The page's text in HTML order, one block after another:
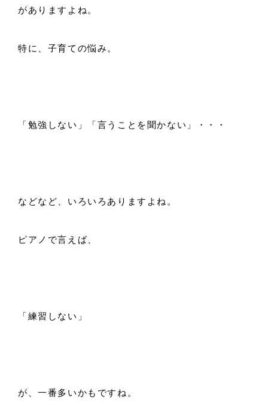
がありますよね。
特に、子育ての悩み。
「勉強しない」「言うことを聞かない」・・・
などなど、いろいろありますよね。
ピアノで言えば、
「練習しない」
が、一番多いかもですね。